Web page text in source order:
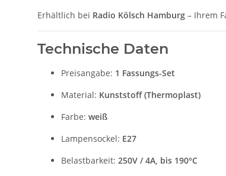
Erhältlich bei Radio Kölsch Hamburg – Ihrem
Technische Daten
Preisangabe: 1 Fassungs-Set
Material: Kunststoff (Thermoplast)
Farbe: weiß
Lampensockel: E27
Belastbarkeit: 250V / 4A, bis 190°C